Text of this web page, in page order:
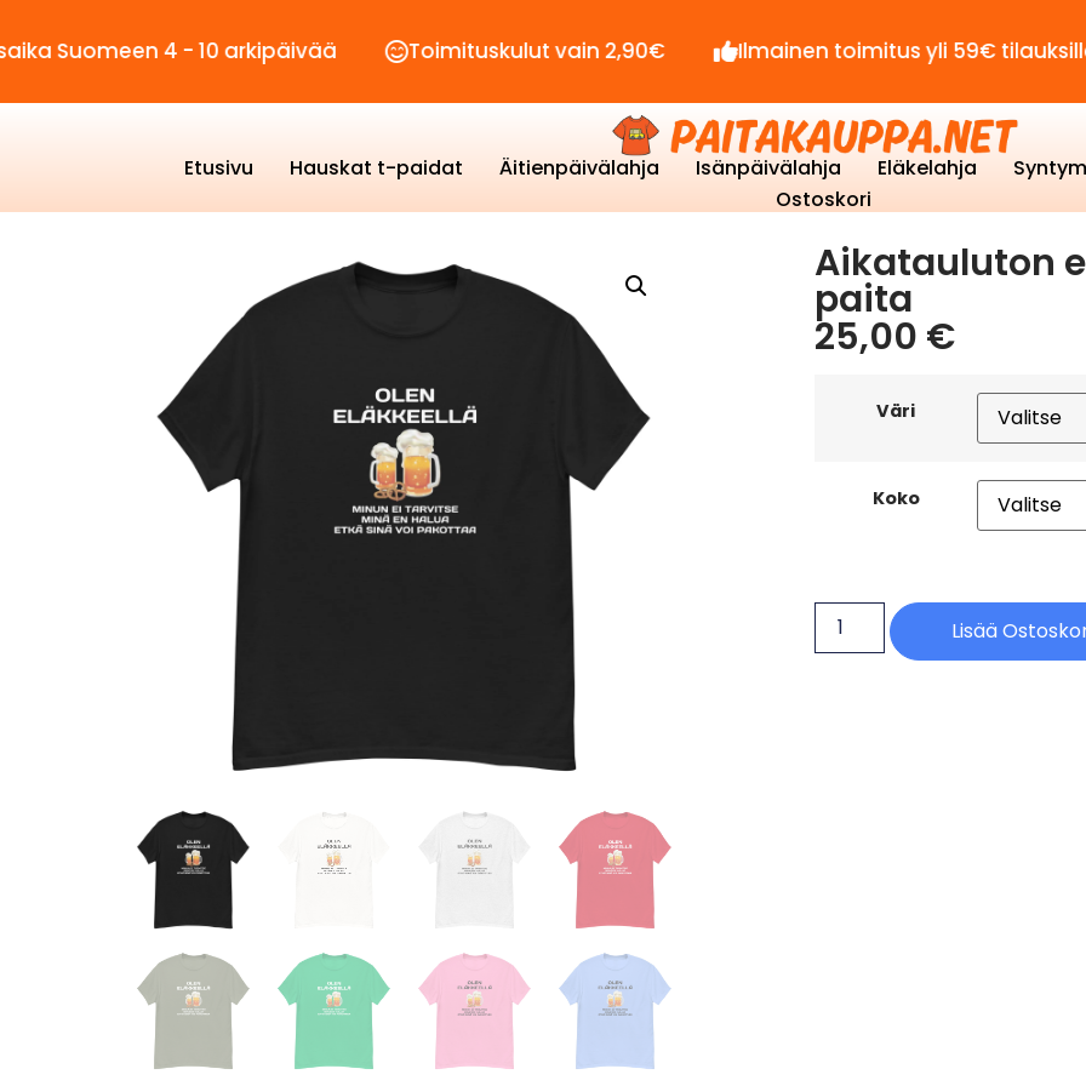
4 - 10 arkipäivää Toimituskulut vain 2,90€ Ilmainen toimitus yli 59€ tilauksille!
Etusivu Hauskat t-paidat Äitienpäivälahja Isänpäivälahja Eläkelahja
Ostoskori
Aikatauluton
paita
25,00 €
Väri
Koko
Lisää